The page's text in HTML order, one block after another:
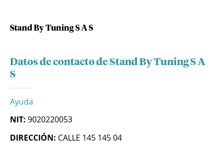
Stand By Tuning S A S
Datos de contacto de Stand By Tuning S A
S
Ayuda
NIT: 9020220053
DIRECCIÓN: CALLE 145 145 04